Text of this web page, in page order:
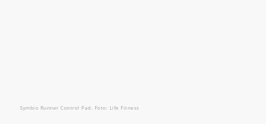
Symbio Runner Control Pad. Foto: Life Fitness